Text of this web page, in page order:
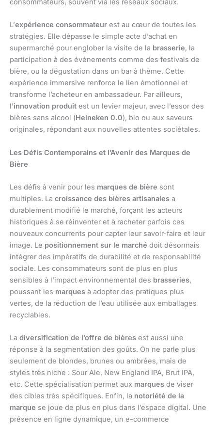
consommateurs, souvent via les réseaux sociaux.
L’expérience consommateur est au cœur de toutes les
stratégies. Elle dépasse le simple acte d’achat en
supermarché pour englober la visite de la brasserie, la
participation à des événements comme des festivals de
bière, ou la dégustation dans un bar à thème. Cette
expérience immersive renforce le lien émotionnel et
transforme l’acheteur en ambassadeur. Par ailleurs,
l’innovation produit est un levier majeur, avec l’essor des
bières sans alcool (Heineken 0.0), bio ou aux saveurs
originales, répondant aux nouvelles attentes sociétales.
Les Défis Contemporains et l’Avenir des Marques de
Bière
Les défis à venir pour les marques de bière sont
multiples. La croissance des bières artisanales a
durablement modifié le marché, forçant les acteurs
historiques à se réinventer et à racheter parfois ces
nouveaux concurrents pour capter leur savoir-faire et leur
image. Le positionnement sur le marché doit désormais
intégrer des impératifs de durabilité et de responsabilité
sociale. Les consommateurs sont de plus en plus
sensibles à l’impact environnemental des brasseries,
poussant les marques à adopter des pratiques plus
vertes, de la réduction de l’eau utilisée aux emballages
recyclables.
La diversification de l’offre de bières est aussi une
réponse à la segmentation des goûts. On ne parle plus
seulement de blondes, brunes ou ambrées, mais de
styles très niche : Sour Ale, New England IPA, Brut IPA,
etc. Cette spécialisation permet aux marques de viser
des cibles très spécifiques. Enfin, la notoriété de la
marque se joue de plus en plus dans l’espace digital. Une
présence en ligne dynamique, un e-commerce